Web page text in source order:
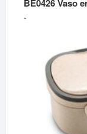
BE0426 Vaso
-Rango
desde
$13,690
hasta
$14,990